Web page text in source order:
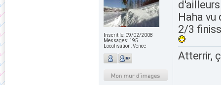
Inscrit le: 09/02/2008
Messages: 195
Localisation:Vence
Haha vu
2/3
Atterrir,